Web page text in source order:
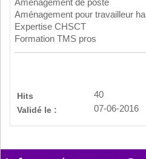
Aménagement de poste
Aménagement pour travailleur
Expertise CHSCT
Formation TMS pros
Hits
40
Validé le :
07-06-2016